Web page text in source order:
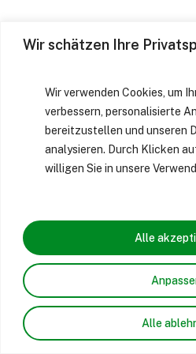
Wir schätzen Ihre
Wir verwenden Cookies, um
verbessern, personalisierte
bereitzustellen und unseren
analysieren. Durch Klicken
willigen Sie in unsere
Alle
Alle